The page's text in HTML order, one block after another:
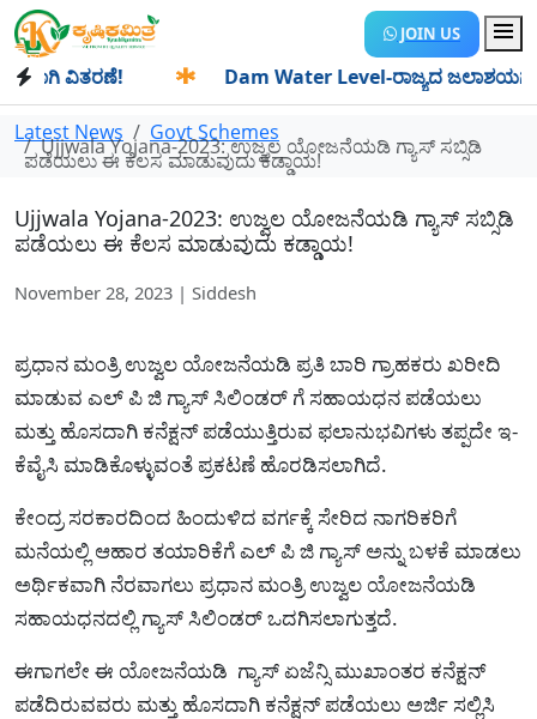
JOIN US
ವಿತರಣೆ! Dam Water Level-ರಾಜ್ಯದ ಜಲಾಶಯಗಳಿಗೆ
Latest News Govt Schemes
Ujjwala Yojana-2023: ಉಜ್ವಲ ಯೋಜನೆಯಡಿ ಗ್ಯಾಸ್ ಸಬ್ಸಿಡಿ
ಪಡೆಯಲು ಈ ಕೆಲಸ ಮಾಡುವುದು ಕಡ್ಡಾಯ!
Ujjwala Yojana-2023: ಉಜ್ವಲ ಯೋಜನೆಯಡಿ ಗ್ಯಾಸ್ ಸಬ್ಸಿಡಿ
ಪಡೆಯಲು ಈ ಕೆಲಸ ಮಾಡುವುದು ಕಡ್ಡಾಯ!
November 28, 2023 | Siddesh
ಪ್ರಧಾನ ಮಂತ್ರಿ ಉಜ್ವಲ ಯೋಜನೆಯಡಿ ಪ್ರತಿ ಬಾರಿ ಗ್ರಾಹಕರು ಖರೀದಿ
ಮಾಡುವ ಎಲ್ ಪಿ ಜಿ ಗ್ಯಾಸ್ ಸಿಲಿಂಡರ್ ಗೆ ಸಹಾಯಧನ ಪಡೆಯಲು
ಮತ್ತು ಹೊಸದಾಗಿ ಕನೆಕ್ಷನ್ ಪಡೆಯುತ್ತಿರುವ ಫಲಾನುಭವಿಗಳು ತಪ್ಪದೇ ಇ-
ಕೆವೈಸಿ ಮಾಡಿಕೊಳ್ಳುವಂತೆ ಪ್ರಕಟಣೆ ಹೊರಡಿಸಲಾಗಿದೆ.
ಕೇಂದ್ರ ಸರಕಾರದಿಂದ ಹಿಂದುಳಿದ ವರ್ಗಕ್ಕೆ ಸೇರಿದ ನಾಗರಿಕರಿಗೆ
ಮನೆಯಲ್ಲಿ ಆಹಾರ ತಯಾರಿಕೆಗೆ ಎಲ್ ಪಿ ಜಿ ಗ್ಯಾಸ್ ಅನ್ನು ಬಳಕೆ ಮಾಡಲು
ಅರ್ಥಿಕವಾಗಿ ನೆರವಾಗಲು ಪ್ರಧಾನ ಮಂತ್ರಿ ಉಜ್ವಲ ಯೋಜನೆಯಡಿ
ಸಹಾಯಧನದಲ್ಲಿ ಗ್ಯಾಸ್ ಸಿಲಿಂಡರ್ ಒದಗಿಸಲಾಗುತ್ತದೆ.
ಈಗಾಗಲೇ ಈ ಯೋಜನೆಯಡಿ ಗ್ಯಾಸ್ ಏಜೆನ್ಸಿ ಮುಖಾಂತರ ಕನೆಕ್ಷನ್
ಪಡೆದಿರುವವರು ಮತ್ತು ಹೊಸದಾಗಿ ಕನೆಕ್ಷನ್ ಪಡೆಯಲು ಅರ್ಜಿ ಸಲ್ಲಿಸಿ